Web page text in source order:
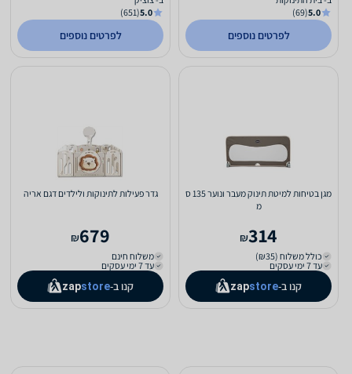
5.0
(69)
לפרטים נוספים
5.0
(651)
לפרטים נוספים
מגן בטיחות למיטת תינוק מעבר ונוער 135 ס
מ
314
₪
כולל משלוח (₪35)
עד 7 ימי עסקים
קנו ב- zapstore
גדר פעילות לתינוקות ולילדים דגם אריה
679
₪
משלוח חינם
עד 7 ימי עסקים
קנו ב- zapstore